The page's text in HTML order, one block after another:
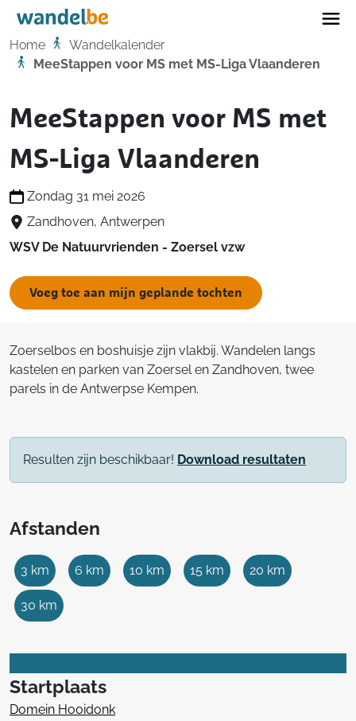
Home
Home
Wandelkalender
MeeStappen voor MS met MS-Liga Vlaanderen
MeeStappen voor MS met
MS-Liga Vlaanderen
Zondag 31 mei 2026
Zandhoven, Antwerpen
WSV De Natuurvrienden - Zoersel vzw
Voeg toe aan mijn geplande tochten
Zoerselbos en boshuisje zijn vlakbij. Wandelen langs
kastelen en parken van Zoersel en Zandhoven, twee
parels in de Antwerpse Kempen.
Resulten zijn beschikbaar! Download resultaten
Afstanden
3 km 6 km 10 km 15 km 20 km
30 km
Startplaats
Domein Hooidonk